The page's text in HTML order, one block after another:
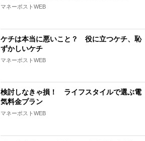
マネーポストWEB
ケチは本当に悪いこと？ 役に立つケチ、恥
ずかしいケチ
マネーポストWEB
検討しなきゃ損！ ライフスタイルで選ぶ電
気料金プラン
マネーポストWEB